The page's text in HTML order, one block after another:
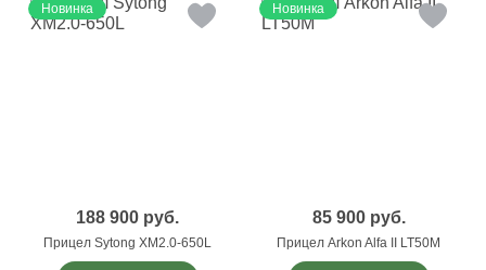
Новинка
188 900 руб.
Прицел Sytong XM2.0-650L
Новинка
85 900 руб.
Прицел Arkon Alfa II LT50M